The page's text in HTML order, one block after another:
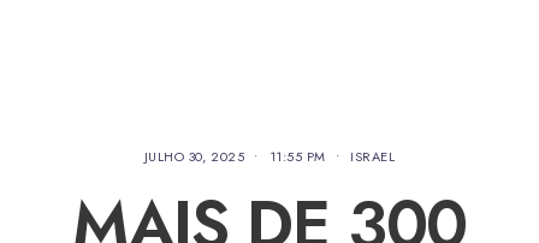
JULHO 30, 2025 • 11:55 PM • ISRAEL